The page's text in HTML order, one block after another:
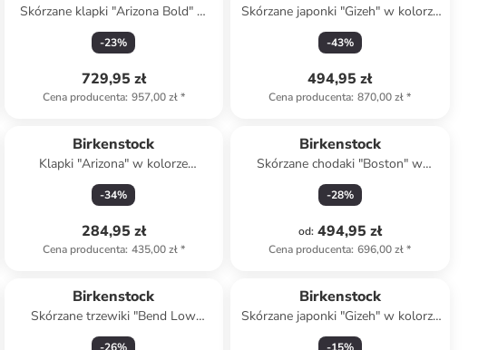
Skórzane klapki "Arizona Bold" w
kolorze czarnym
-23%
729,95 zł
Cena producenta: 957,00 zł*
Skórzane japonki "Gizeh" w kolorze
brązowym
-43%
494,95 zł
Cena producenta: 870,00 zł*
Birkenstock
Klapki "Arizona" w kolorze
jasnoróżowym
-34%
284,95 zł
Cena producenta: 435,00 zł*
Birkenstock
Skórzane chodaki "Boston" w
kolorze czarnym
-28%
od: 494,95 zł
Cena producenta: 696,00 zł*
Birkenstock
Skórzane trzewiki "Bend Low
Decon" w kolorze czarnym
Birkenstock
Skórzane japonki "Gizeh" w kolorze
beżowym